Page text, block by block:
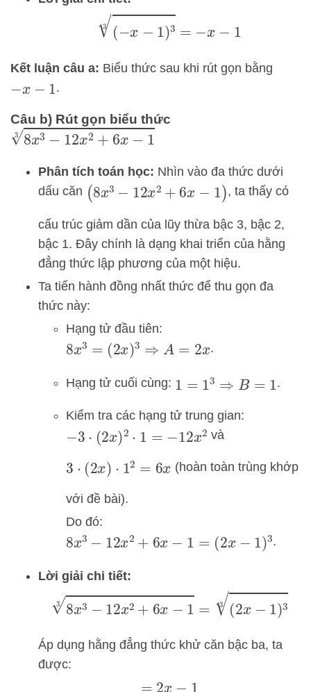
)33
Kết luận câu a: Biểu thức sau khi rút gọn bằng
−x−1 .
Câu b) Rút gọn biểu thức
8x3− 12 x 2+6 x− 13
Phân tích toán học: Nhìn vào đa thức dưới
dấu căn (8x3 −12x2+6x−1 ) , ta thấy có
cấu trúc giảm dần của lũy thừa bậc 3, bậc 2,
bậc 1. Đây chính là dạng khai triển của hằng
đẳng thức lập phương của một hiệu.
Ta tiến hành đồng nhất thức để thu gọn đa
thức này:
Hạng tử đầu tiên:
8x3 =( 2x)3⇒A=2x .
Hạng tử cuối cùng: 1 =1 3⇒B=1 .
Kiểm tra các hạng tử trung gian:
−3⋅ ( 2x)2⋅1 =−12x2 và
3 ⋅( 2x)⋅12= 6x (hoàn toàn trùng khớp
với đề bài).
Do đó:
8x3 −12x2+6 x−1= (2 x− 1)3 .
Lời giải chi tiết:
8x −12x + 6x 3 x−1)3
Áp dụng hằng đẳng thức khử căn bậc ba, ta
được: